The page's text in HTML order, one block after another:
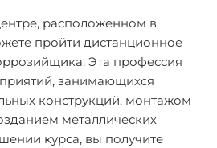
расположенном в
пройти дистанционное
Эта профессия
занимающихся
конструкций, монтажом
металлических
курса, вы получите